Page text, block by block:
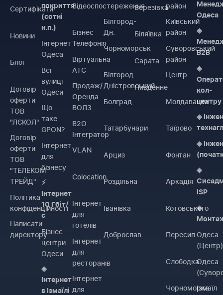
Сертифікати
Новини
Блог
Договiр
оферти
ТОВ
"ЛЄКОЛ"
Договiр
оферти
ТОВ
"ТЕЛЕКОМ
ТРЕЙД"
Політика
конфіденційності
Написати
директору
покриття
(сотні
н.п.)
Інтернет
Одеса
Всі
вулиці
Одеси
Що
таке
GPON?
Інтернет
для
бізнесу
⚡
Інтернет
10 Гбіт/
с
Бізнес-
центри
Одеси
◈
Інтернет
в Ізмаїлі
Відеоспостереження
Бізнес
Телефонія
Віртуальна
АТС
Продаж/
Оренда
ВОЛЗ
B2O
Інтегратор
VLAN
Colocation
Інтернет
для
готелів
Інтернет
для
ресторанів
Інтернет
для
Білгород-
Дн.
Чорноморськ
Білгород-
Дністровський
Болград
Татарбунари
Арциз
Роздільна
Іванівка
Доброслав
Березівка
Біляївка
Сарата
Пивденне
район
Київський
район
Суворовський
район
Центр
Молдаванка
Таїрово
Фонтан
Аркадія
Котовського
Пересип
Слободка
Чорноморка
Одеса
◈
B2B
◈
кол-
центру
◈
◈
◈
ISP
◈
Одеса
(Центр)
Одеса
Ізмаїл